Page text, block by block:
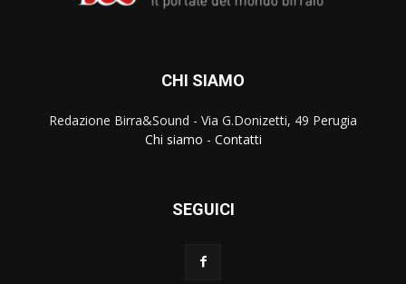
CHI SIAMO
Redazione Birra&Sound - Via G.Donizetti, 49 Perugia
Chi siamo - Contatti
SEGUICI